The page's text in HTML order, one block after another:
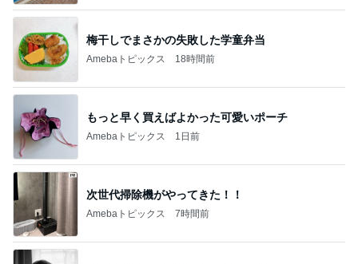
梅干しでまさかの失敗した学童弁当
Amebaトピックス 18時間前
もっと早く買えばよかった可愛いポーチ
Amebaトピックス 1日前
次世代掃除機がやってきた！！
Amebaトピックス 7時間前